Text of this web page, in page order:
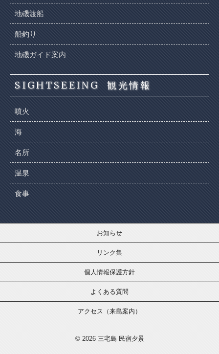
地磯渡船
船釣り
地磯ガイド案内
SIGHTSEEING 観光情報
噴火
海
名所
温泉
食事
お知らせ
リンク集
個人情報保護方針
よくある質問
アクセス（来島案内）
© 2026 三宅島 民宿夕景